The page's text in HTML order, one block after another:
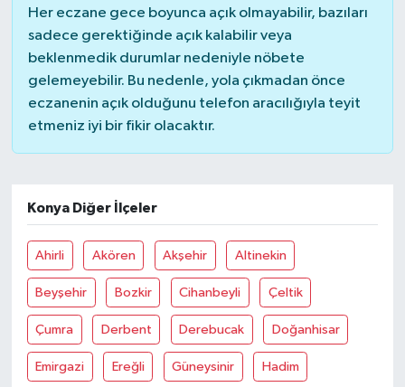
Her eczane gece boyunca açık olmayabilir, bazıları
sadece gerektiğinde açık kalabilir veya
beklenmedik durumlar nedeniyle nöbete
gelemeyebilir. Bu nedenle, yola çıkmadan önce
eczanenin açık olduğunu telefon aracılığıyla teyit
etmeniz iyi bir fikir olacaktır.
Konya Diğer İlçeler
Ahirli Akören Akşehir Altinekin
Beyşehir Bozkir Cihanbeyli Çeltik
Çumra Derbent Derebucak Doğanhisar
Emirgazi Ereğli Güneysinir Hadim